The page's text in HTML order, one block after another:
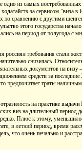
одно из самых востребованных
ходатайств за сервисом "виза
по сравнению с другими
этого государства
на период от полугода с
россиян требования стали
снизилась.
документов на визу
средств за
предпочитает траты
на практике
виз на длительный период
Плюс к этому,
в летний период, время
что очень печально и